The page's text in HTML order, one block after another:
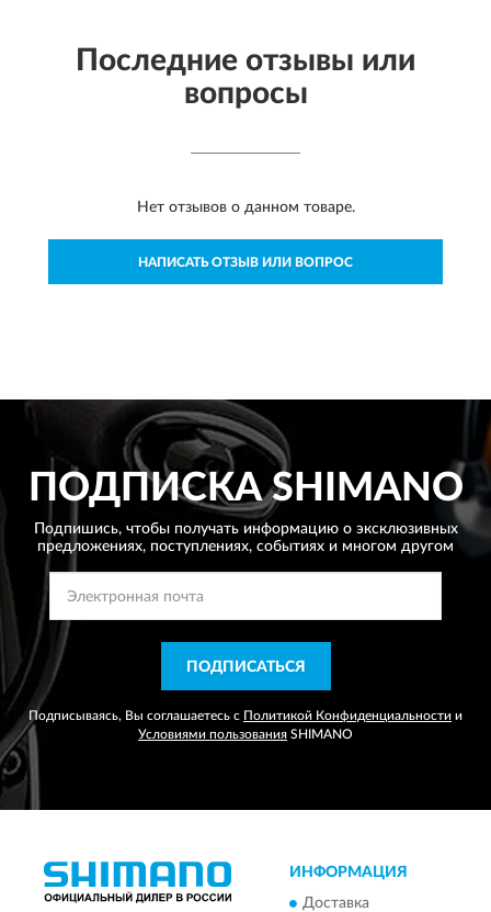
Последние отзывы или
вопросы
Нет отзывов о данном товаре.
НАПИСАТЬ ОТЗЫВ ИЛИ ВОПРОС
ПОДПИСКАSHIMANO
Подпишись, чтобы получать информацию о эксклюзивных
предложениях, поступлениях, событиях и многом другом
ПОДПИСАТЬСЯ
Подписываясь, Вы соглашаетесь с Политикой Конфиденциальности и
Условиями пользования SHIMANO
ИНФОРМАЦИЯ
Доставка